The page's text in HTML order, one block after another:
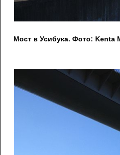
Мост в Усибука. Фото: Kenta